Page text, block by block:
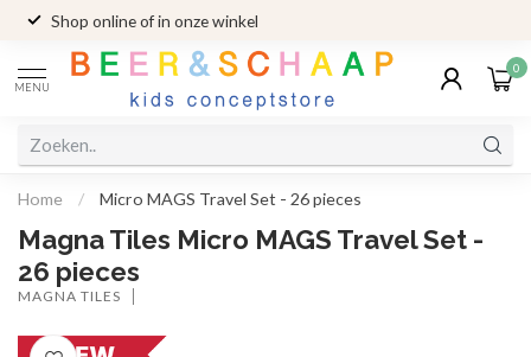
Shop online of in onze winkel
MENU
0
Home / Micro MAGS Travel Set - 26 pieces
Magna Tiles Micro MAGS Travel Set -
26 pieces
MAGNA TILES